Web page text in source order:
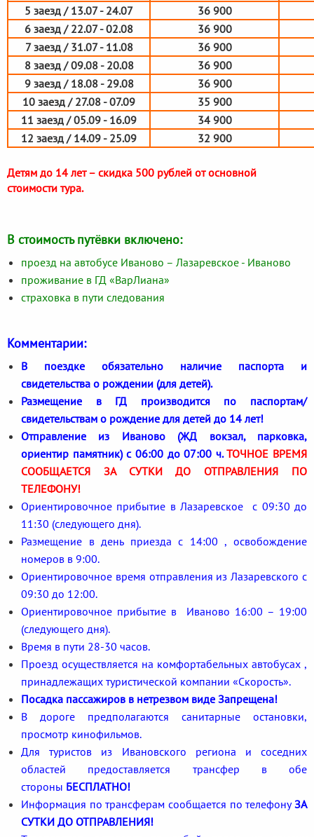
5 заезд / 13.07 - 24.07
36 900
6 заезд / 22.07 - 02.08
36 900
7 заезд / 31.07 - 11.08
36 900
8 заезд / 09.08 - 20.08
36 900
9 заезд / 18.08 - 29.08
36 900
10 заезд / 27.08 - 07.09
35 900
11 заезд / 05.09 - 16.09
34 900
12 заезд / 14.09 - 25.09
32 900
Детям до 14 лет – скидка 500 рублей от основной
стоимости тура.
В стоимость путёвки включено:
проезд на автобусе Иваново – Лазаревское - Иваново
проживание в ГД «ВарЛиана»
страховка в пути следования
Комментарии:
В поездке обязательно наличие паспорта и
свидетельства о рождении (для детей).
Размещение в ГД производится по паспортам/
свидетельствам о рождение для детей до 14 лет!
Отправление из Иваново (ЖД вокзал, парковка,
ориентир памятник) с 06:00 до 07:00 ч.ТОЧНОЕ ВРЕМЯ
СООБЩАЕТСЯ ЗА СУТКИ ДО ОТПРАВЛЕНИЯ ПО
ТЕЛЕФОНУ!
Ориентировочное прибытие в Лазаревское с 09:30 до
11:30 (следующего дня).
Размещение в день приезда с 14:00 , освобождение
номеров в 9:00.
Ориентировочное время отправления из Лазаревского с
09:30 до 12:00.
Ориентировочное прибытие в Иваново 16:00 – 19:00
(следующего дня).
Время в пути 28-30 часов.
Проезд осуществляется на комфортабельных автобусах ,
принадлежащих туристической компании «Скорость».
Посадка пассажиров в нетрезвом виде Запрещена!
В дороге предполагаются санитарные остановки,
просмотр кинофильмов.
Для туристов из Ивановского региона и соседних
областей предоставляется трансфер в обе
стороны БЕСПЛАТНО!
Информация по трансферам сообщается по телефонуЗА
СУТКИ ДО ОТПРАВЛЕНИЯ!